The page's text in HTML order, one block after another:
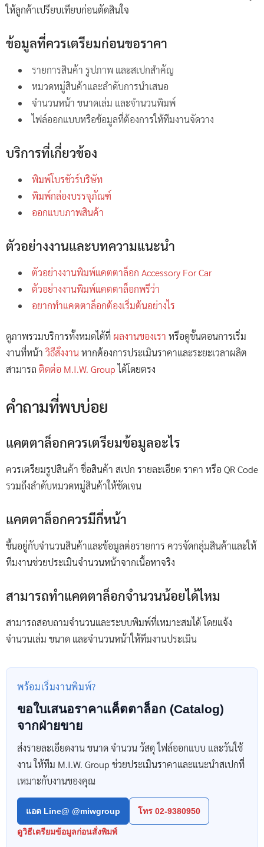
ให้ลูกค้าเปรียบเทียบก่อนตัดสินใจ
ข้อมูลที่ควรเตรียมก่อนขอราคา
รายการสินค้า รูปภาพ และสเปกสำคัญ
หมวดหมู่สินค้าและลำดับการนำเสนอ
จำนวนหน้า ขนาดเล่ม และจำนวนพิมพ์
ไฟล์ออกแบบหรือข้อมูลที่ต้องการให้ทีมงานจัดวาง
บริการที่เกี่ยวข้อง
พิมพ์โบรชัวร์บริษัท
พิมพ์กล่องบรรจุภัณฑ์
ออกแบบภาพสินค้า
ตัวอย่างงานและบทความแนะนำ
ตัวอย่างงานพิมพ์แคตตาล็อก Accessory For Car
ตัวอย่างงานพิมพ์แคตตาล็อกพรีว่า
อยากทำแคตตาล็อกต้องเริ่มต้นอย่างไร
ดูภาพรวมบริการทั้งหมดได้ที่ ผลงานของเรา หรือดูขั้นตอนการเริ่ม
งานที่หน้า วิธีสั่งงานหากต้องการประเมินราคาและระยะเวลาผลิต
สามารถ ติดต่อ M.I.W. Groupได้โดยตรง
คำถามที่พบบ่อย
แคตตาล็อกควรเตรียมข้อมูลอะไร
ควรเตรียมรูปสินค้า ชื่อสินค้า สเปก รายละเอียด ราคา หรือ QR Code
รวมถึงลำดับหมวดหมู่สินค้าให้ชัดเจน
แคตตาล็อกควรมีกี่หน้า
ขึ้นอยู่กับจำนวนสินค้าและข้อมูลต่อรายการ ควรจัดกลุ่มสินค้าและให้
ทีมงานช่วยประเมินจำนวนหน้าจากเนื้อหาจริง
สามารถทำแคตตาล็อกจำนวนน้อยได้ไหม
สามารถสอบถามจำนวนและระบบพิมพ์ที่เหมาะสมได้ โดยแจ้ง
จำนวนเล่ม ขนาด และจำนวนหน้าให้ทีมงานประเมิน
พร้อมเริ่มงานพิมพ์?
ขอใบเสนอราคาแค็ตตาล็อก (Catalog)
จากฝ่ายขาย
ส่งรายละเอียดงาน ขนาด จำนวน วัสดุ ไฟล์ออกแบบ และวันใช้
งาน ให้ทีม M.I.W. Group ช่วยประเมินราคาและแนะนำสเปกที่
เหมาะกับงานของคุณ
แอด Line@ @miwgroup โทร 02-9380950
ดูวิธีเตรียมข้อมูลก่อนสั่งพิมพ์